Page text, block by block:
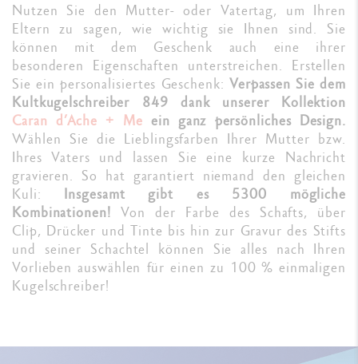
Nutzen Sie den Mutter- oder Vatertag, um Ihren
Eltern zu sagen, wie wichtig sie Ihnen sind. Sie
können mit dem Geschenk auch eine ihrer
besonderen Eigenschaften unterstreichen. Erstellen
Sie ein personalisiertes Geschenk: Verpassen Sie dem
Kultkugelschreiber 849 dank unserer Kollektion
Caran d’Ache + Me ein ganz persönliches Design.
Wählen Sie die Lieblingsfarben Ihrer Mutter bzw.
Ihres Vaters und lassen Sie eine kurze Nachricht
gravieren. So hat garantiert niemand den gleichen
Kuli: Insgesamt gibt es 5300 mögliche
Kombinationen! Von der Farbe des Schafts, über
Clip, Drücker und Tinte bis hin zur Gravur des Stifts
und seiner Schachtel können Sie alles nach Ihren
Vorlieben auswählen für einen zu 100 % einmaligen
Kugelschreiber!